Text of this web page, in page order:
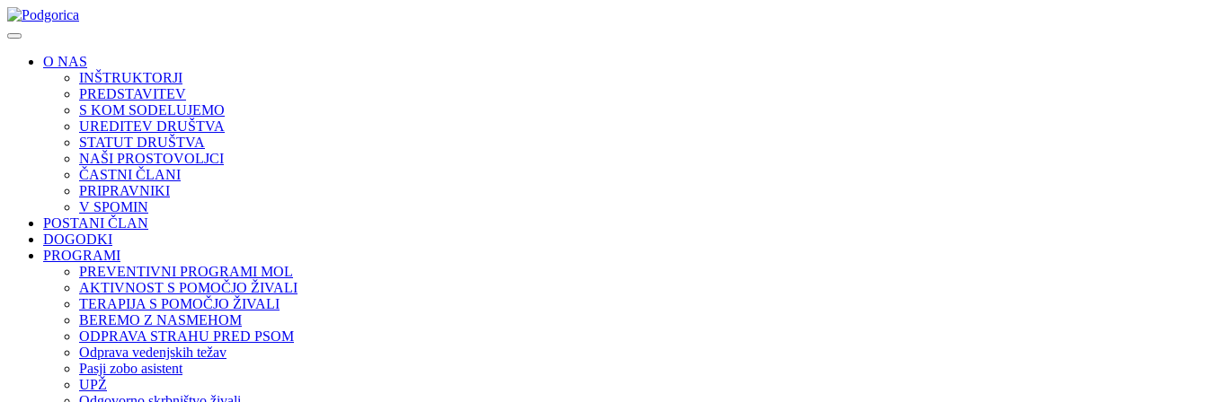
O NAS
INŠTRUKTORJI
PREDSTAVITEV
S KOM SODELUJEMO
UREDITEV DRUŠTVA
STATUT DRUŠTVA
NAŠI PROSTOVOLJCI
ČASTNI ČLANI
PRIPRAVNIKI
V SPOMIN
POSTANI ČLAN
DOGODKI
PROGRAMI
PREVENTIVNI PROGRAMI MOL
AKTIVNOST S POMOČJO ŽIVALI
TERAPIJA S POMOČJO ŽIVALI
BEREMO Z NASMEHOM
ODPRAVA STRAHU PRED PSOM
Odprava vedenjskih težav
Pasji zobo asistent
UPŽ